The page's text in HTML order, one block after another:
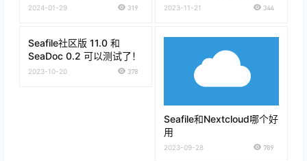
2024-01-29 319 2023-11-21 344
Seafile社区版 11.0 和
SeaDoc 0.2 可以测试了！
2023-10-20 378
Seafile和Nextcloud哪个好
用
2023-09-28 789